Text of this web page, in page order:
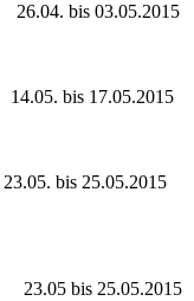
bis 03.05.2015
bis 17.05.2015
bis 25.05.2015
23.05 bis 25.05.2015